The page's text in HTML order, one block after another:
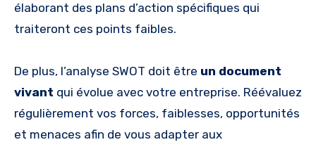
élaborant des plans d’action spécifiques qui
traiteront ces points faibles.
De plus, l’analyse SWOT doit être un document
vivant qui évolue avec votre entreprise. Réévaluez
régulièrement vos forces, faiblesses, opportunités
et menaces afin de vous adapter aux